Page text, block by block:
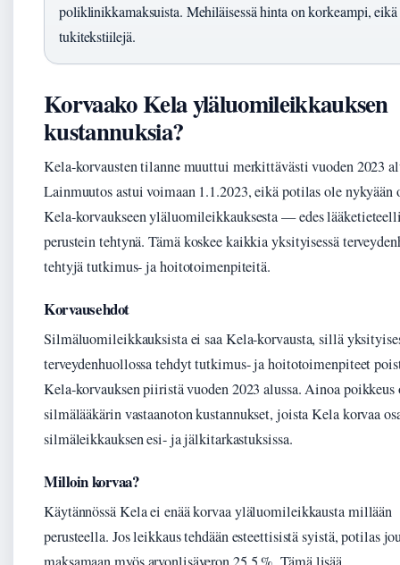
poliklinikkamaksuista. Mehiläisessä hinta on korkeampi, eikä
tukitekstiilejä.
Korvaako Kela yläluomileikkauksen
kustannuksia?
Kela-korvausten tilanne muuttui merkittävästi vuoden 2023
Lainmuutos astui voimaan 1.1.2023, eikä potilas ole nykyään
Kela-korvaukseen yläluomileikkauksesta — edes
perustein tehtynä. Tämä koskee kaikkia yksityisessä
tehtyjä tutkimus- ja hoitotoimenpiteitä.
Korvausehdot
Silmäluomileikkauksista ei saa Kela-korvausta, sillä
terveydenhuollossa tehdyt tutkimus- ja hoitotoimenpiteet
Kela-korvauksen piiristä vuoden 2023 alussa. Ainoa poikkeus
silmälääkärin vastaanoton kustannukset, joista Kela korvaa
silmäleikkauksen esi- ja jälkitarkastuksissa.
Milloin korvaa?
Käytännössä Kela ei enää korvaa yläluomileikkausta millään
perusteella. Jos leikkaus tehdään esteettisistä syistä, potilas